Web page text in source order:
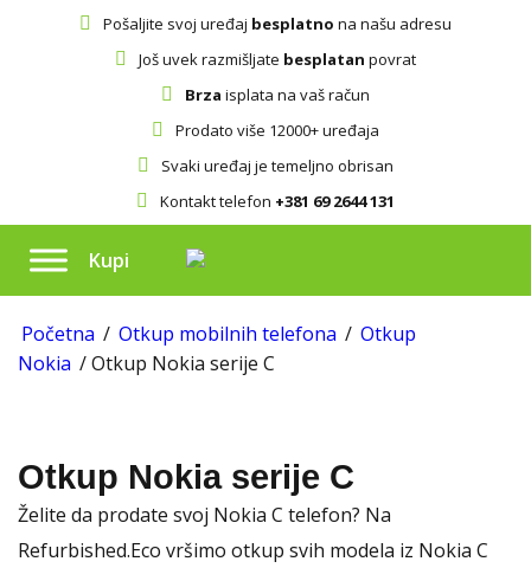
Pošaljite svoj uređaj besplatno na našu adresu
Još uvek razmišljate besplatan povrat
Brza isplata na vaš račun
Prodato više 12000+ uređaja
Svaki uređaj je temeljno obrisan
Kontakt telefon +381 69 2644 131
Kupi
Početna / Otkup mobilnih telefona / Otkup
Nokia / Otkup Nokia serije C
Otkup Nokia serije C
Želite da prodate svoj Nokia C telefon? Na
Refurbished.Eco vršimo otkup svih modela iz Nokia C